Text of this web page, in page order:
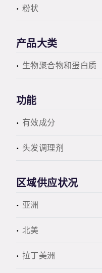
粉状
产品大类
生物聚合物和蛋白质
功能
有效成分
头发调理剂
区域供应状况
亚洲
北美
拉丁美洲